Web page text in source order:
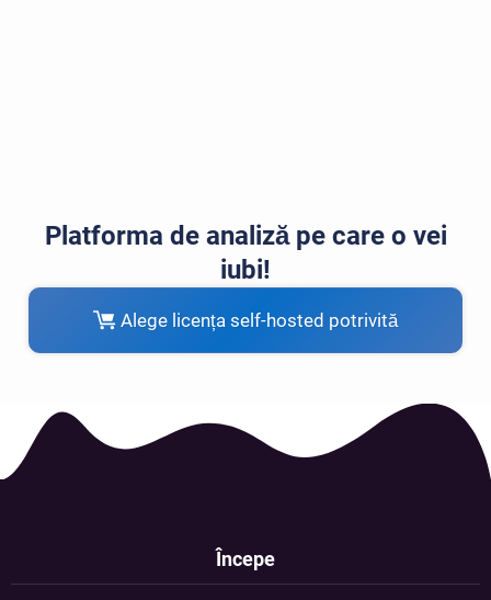
Platforma de analiză pe care o vei
iubi!
Alege licența self-hosted potrivită
Începe